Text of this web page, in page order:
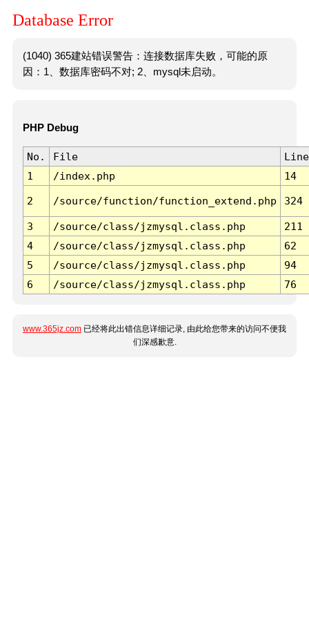
Database Error
(1040) 365建站错误警告：连接数据库失败，可能的原
因：1、数据库密码不对; 2、mysql未启动。
PHP Debug
No. File
Line
1
/index.php 14
2 /source/function/function_extend.php 324
3 /source/class/jzmysql.class.php
211
4
/source/class/jzmysql.class.php
62
5
/source/class/jzmysql.class.php
94
6
/source/class/jzmysql.class.php 76
www.365jz.com 已经将此出错信息详细记录, 由此给您带来的访问不便我
们深感歉意.